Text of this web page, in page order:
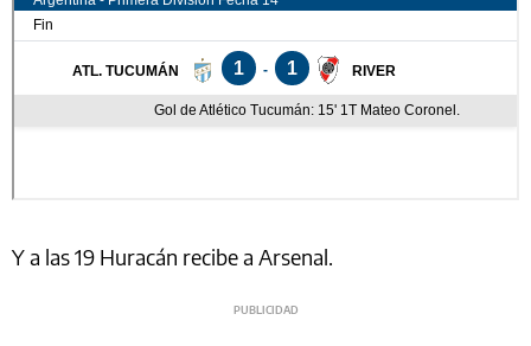
Y a las 19 Huracán recibe a Arsenal.